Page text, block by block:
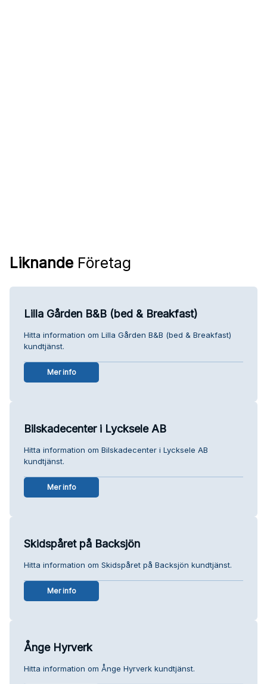
Liknande Företag
Lilla Gården B&B (bed & Breakfast)
Hitta information om Lilla Gården B&B (bed & Breakfast)
kundtjänst.
Mer info
Bilskadecenter i Lycksele AB
Hitta information om Bilskadecenter i Lycksele AB
kundtjänst.
Mer info
Skidspåret på Backsjön
Hitta information om Skidspåret på Backsjön kundtjänst.
Mer info
Ånge Hyrverk
Hitta information om Ånge Hyrverk kundtjänst.